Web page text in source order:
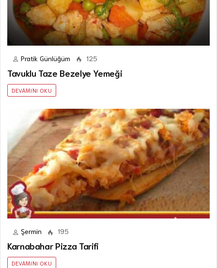
Pratik Günlüğüm 125
Tavuklu Taze Bezelye Yemeği
DEVAMINI OKU
Şermin 195
Karnabahar Pizza Tarifi
DEVAMINI OKU